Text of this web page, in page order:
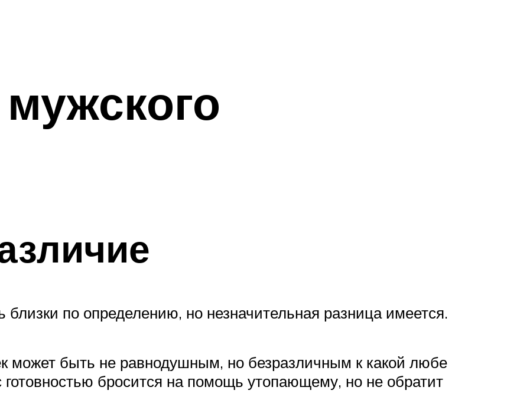
по определению, но незначительная разница имеется.
может быть не равнодушным, но безразличным к какой любе
бросится на помощь утопающему, но не обратит